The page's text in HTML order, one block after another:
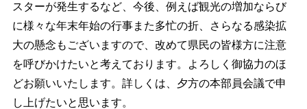
スターが発生するなど、今後、例えば観光の増加ならび
に様々な年末年始の行事また多忙の折、さらなる感染拡
大の懸念もございますので、改めて県民の皆様方に注意
を呼びかけたいと考えております。よろしく御協力のほ
どお願いいたします。詳しくは、夕方の本部員会議で申
し上げたいと思います。